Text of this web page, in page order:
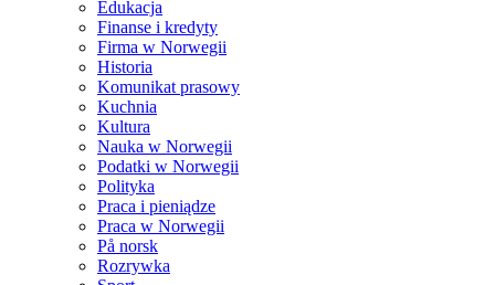
Edukacja
Finanse i kredyty
Firma w Norwegii
Historia
Komunikat prasowy
Kuchnia
Kultura
Nauka w Norwegii
Podatki w Norwegii
Polityka
Praca i pieniądze
Praca w Norwegii
På norsk
Rozrywka